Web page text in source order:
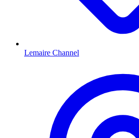
Lemaire Channel